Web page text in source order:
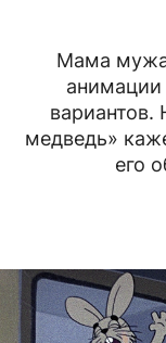
Мама мужа
анимации
медведь»
его